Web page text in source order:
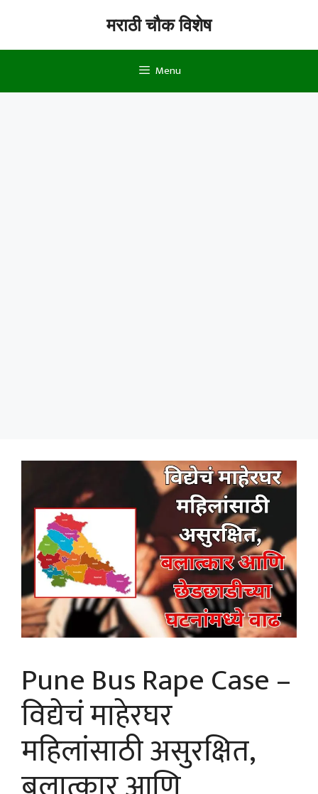
content
मराठी चौक विशेष
Menu
Pune Bus Rape Case –
विद्येचं माहेरघर
महिलांसाठी असुरक्षित,